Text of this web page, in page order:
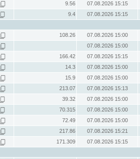
9.56
07.08.2026 15:15
9.4
07.08.2026 15:15
108.26
07.08.2026 15:00
07.08.2026 15:00
166.42
07.08.2026 15:15
14.3
07.08.2026 15:00
15.9
07.08.2026 15:00
213.07
07.08.2026 15:13
39.32
07.08.2026 15:00
70.315
07.08.2026 15:00
72.49
07.08.2026 15:00
217.86
07.08.2026 15:21
171.309
07.08.2026 15:15